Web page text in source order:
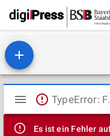
Mirador
Viewer
Es ist ein Fehler